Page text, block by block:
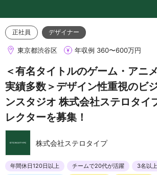
正社員 デザイナー
東京都渋谷区 年収例 360〜600万円
＜有名タイトルのゲーム・アニ
実績多数＞デザイン性重視のビ
ンスタジオ 株式会社ステロタイ
レクターを募集！
株式会社ステロタイプ
年間休日120日以上 チームで20代が活躍 3名以